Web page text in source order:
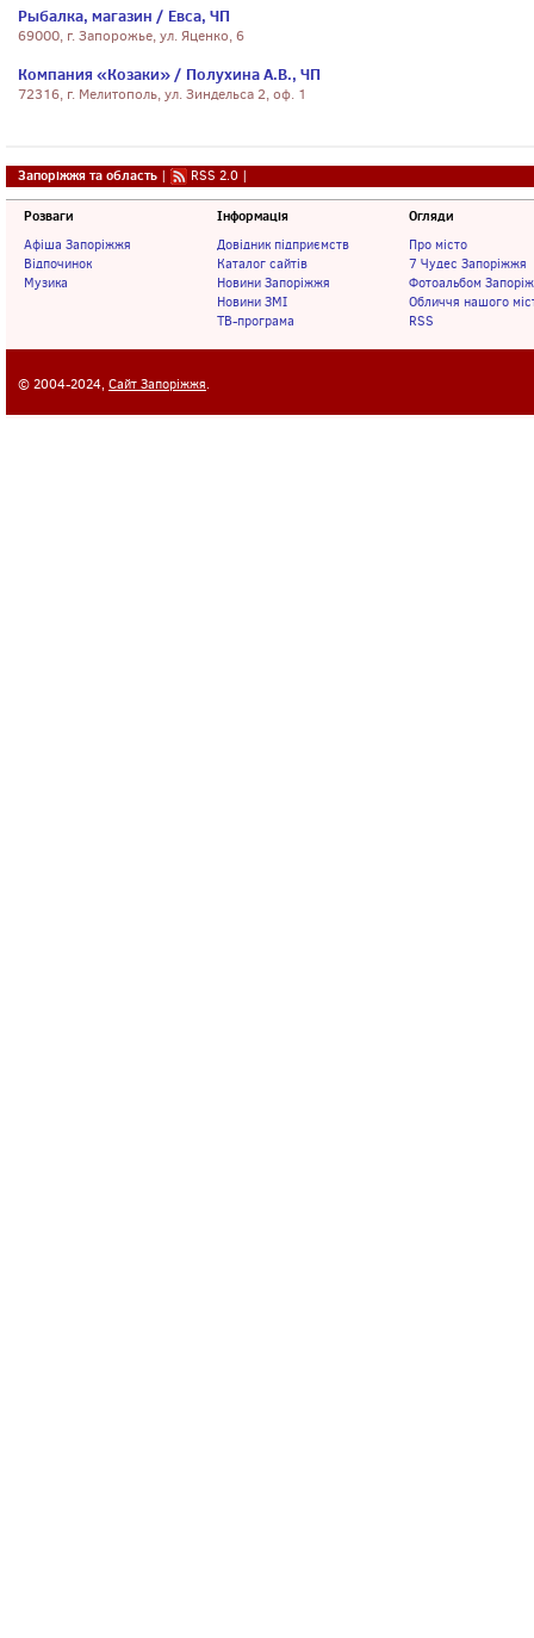
Рыбалка, магазин / Евса, ЧП
69000, г. Запорожье, ул. Яценко, 6
Компания «Козаки» / Полухина А.В., ЧП
72316, г. Мелитополь, ул. Зиндельса 2, оф. 1
Запоріжжя та область | RSS 2.0 |
Розваги
Афіша Запоріжжя
Відпочинок
Музика
Інформація
Довідник підприємств
Каталог сайтів
Новини Запоріжжя
Новини ЗМІ
ТВ-програма
Огляди
Про місто
7 Чудес Запоріжжя
Фотоальбом
Обличчя нашого
RSS
© 2004-2024, Сайт Запоріжжя.